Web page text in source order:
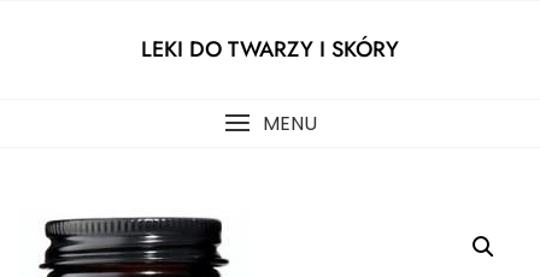
LEKI DO TWARZY I SKÓRY
MENU